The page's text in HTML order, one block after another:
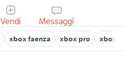
Vendi Messaggi
xbox faenza xbox pro xbox